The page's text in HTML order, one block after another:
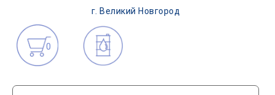
г. Великий Новгород
0